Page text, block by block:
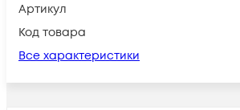
Артикул
Код товара
Все характеристики